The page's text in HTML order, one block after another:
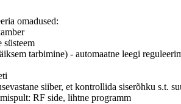
omadused:
süsteem
tarbimine) - automaatne leegi
siiber, et kontrollida siserõhku s.t.
RF side, lihtne programm